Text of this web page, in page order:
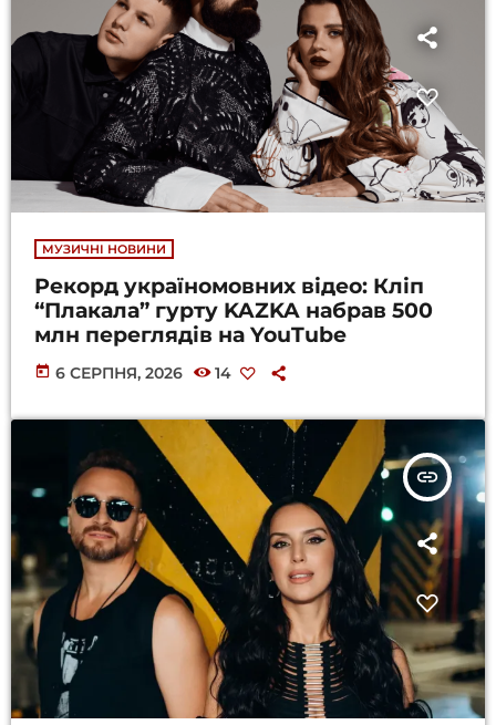
МУЗИЧНІ НОВИНИ
Рекорд україномовних відео: Кліп
“Плакала” гурту KAZKA набрав 500
млн переглядів на YouTube
today 6 СЕРПНЯ, 2026 14
insert_link